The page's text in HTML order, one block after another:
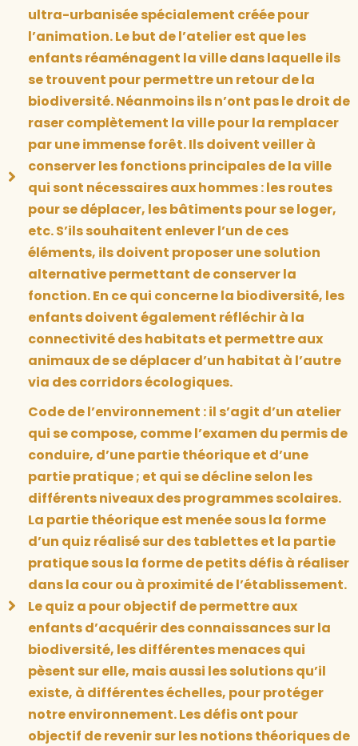
ultra-urbanisée spécialement créée pour
l’animation. Le but de l’atelier est que les
enfants réaménagent la ville dans laquelle ils
se trouvent pour permettre un retour de la
biodiversité. Néanmoins ils n’ont pas le droit de
raser complètement la ville pour la remplacer
par une immense forêt. Ils doivent veiller à
conserver les fonctions principales de la ville
qui sont nécessaires aux hommes : les routes
pour se déplacer, les bâtiments pour se loger,
etc. S’ils souhaitent enlever l’un de ces
éléments, ils doivent proposer une solution
alternative permettant de conserver la
fonction. En ce qui concerne la biodiversité, les
enfants doivent également réfléchir à la
connectivité des habitats et permettre aux
animaux de se déplacer d’un habitat à l’autre
via des corridors écologiques.
Code de l’environnement : il s’agit d’un atelier
qui se compose, comme l’examen du permis de
conduire, d’une partie théorique et d’une
partie pratique ; et qui se décline selon les
différents niveaux des programmes scolaires.
La partie théorique est menée sous la forme
d’un quiz réalisé sur des tablettes et la partie
pratique sous la forme de petits défis à réaliser
dans la cour ou à proximité de l’établissement.
Le quiz a pour objectif de permettre aux
enfants d’acquérir des connaissances sur la
biodiversité, les différentes menaces qui
pèsent sur elle, mais aussi les solutions qu’il
existe, à différentes échelles, pour protéger
notre environnement. Les défis ont pour
objectif de revenir sur les notions théoriques de